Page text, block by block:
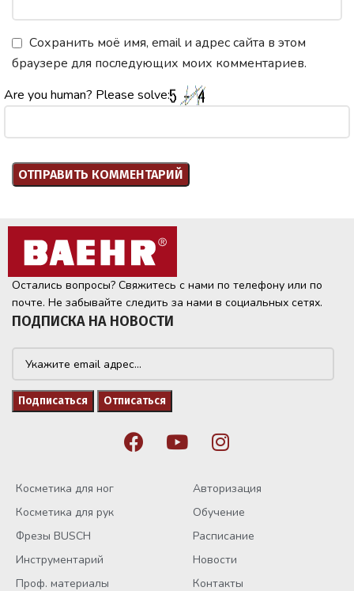
Сохранить моё имя, email и адрес сайта в этом
браузере для последующих моих комментариев.
Are you human? Please solve:
Остались вопросы? Свяжитесь с нами по телефону или по
почте. Не забывайте следить за нами в социальных сетях.
ПОДПИСКА НА НОВОСТИ
Косметика для ног
Косметика для рук
Фрезы BUSCH
Инструментарий
Проф. материалы
Авторизация
Обучение
Расписание
Новости
Контакты